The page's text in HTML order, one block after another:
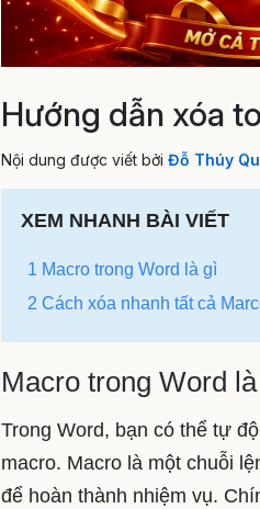
Hướng dẫn xóa
Nội dung được viết bởi Đỗ Thúy
XEM NHANH BÀI VIẾT
1 Macro trong Word là gì
2 Cách xóa nhanh tất cả
Macro trong Word
Trong Word, bạn có thể tự
macro. Macro là một chuỗi
để hoàn thành nhiệm vụ.